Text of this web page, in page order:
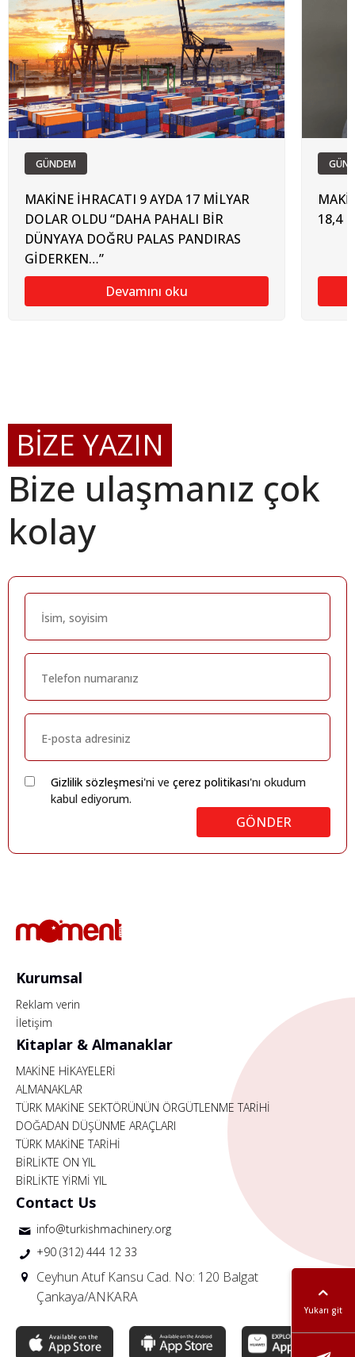
GÜNDEM
MAKİNE İHRACATI 9 AYDA 17 MİLYAR
DOLAR OLDU “DAHA PAHALI BİR
DÜNYAYA DOĞRU PALAS PANDIRAS
GİDERKEN…”
Devamını oku
18,4
BİZE YAZIN
Bize ulaşmanız çok
kolay
Gizlilik sözleşmesi'ni ve çerez politikası'nı okudum
kabul ediyorum.
GÖNDER
Yukarı git
Kurumsal
Reklam verin
İletişim
Kitaplar & Almanaklar
MAKİNE HİKAYELERİ
ALMANAKLAR
TÜRK MAKİNE SEKTÖRÜNÜN ÖRGÜTLENME TARİHİ
DOĞADAN DÜŞÜNME ARAÇLARI
TÜRK MAKİNE TARİHİ
BİRLİKTE ON YIL
BİRLİKTE YİRMİ YIL
Contact Us
info@turkishmachinery.org
+90 (312) 444 12 33
Ceyhun Atuf Kansu Cad. No: 120 Balgat
Çankaya/ANKARA